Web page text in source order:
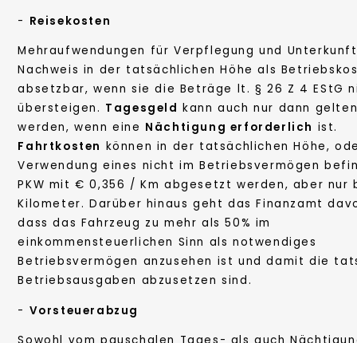
- Reisekosten
Mehraufwendungen für Verpflegung und
Nachweis in der tatsächlichen Höhe als
absetzbar, wenn sie die Beträge lt. § 26 Z 4 EStG
übersteigen. Tagesgeld kann auch nur dann
werden, wenn eine Nächtigung erforderlich ist.
Fahrtkosten können in der tatsächlichen Höhe,
Verwendung eines nicht im Betriebsvermögen
PKW mit € 0,356 / Km abgesetzt werden, aber nur
Kilometer. Darüber hinaus geht das Finanzamt
dass das Fahrzeug zu mehr als 50% im
einkommensteuerlichen Sinn als notwendiges
Betriebsvermögen anzusehen ist und damit die
Betriebsausgaben abzusetzen sind.
- Vorsteuerabzug